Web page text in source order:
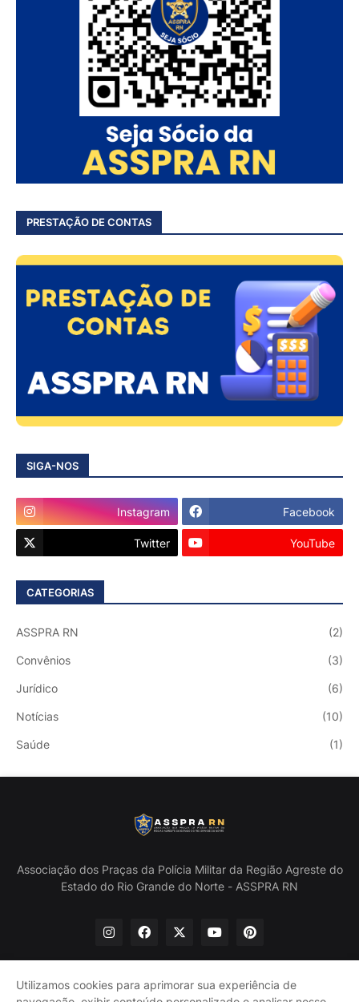
PRESTAÇÃO DE CONTAS
SIGA-NOS
Instagram Facebook
Twitter YouTube
CATEGORIAS
ASSPRA RN (2)
Convênios (3)
Jurídico (6)
Notícias (10)
Saúde (1)
Associação dos Praças da Polícia Militar da Região Agreste do
Estado do Rio Grande do Norte - ASSPRA RN
Utilizamos cookies para aprimorar sua experiência de